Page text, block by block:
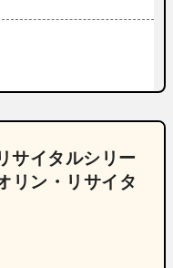
サイタルシリー
リン・リサイタ